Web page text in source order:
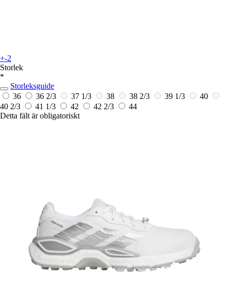
+-2
Storlek
*
Storleksguide
36
36 2/3 37 1/3 38 38 2/3 39 1/3
40
40 2/3
41 1/3 42 42 2/3
44
Detta fält är obligatoriskt